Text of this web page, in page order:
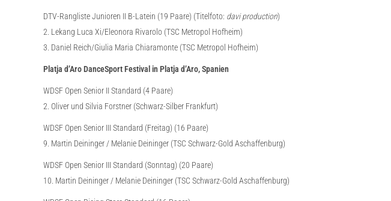
DTV-Rangliste Junioren II B-Latein (19 Paare) (Titelfoto: davi production)
2. Lekang Luca Xi/Eleonora Rivarolo (TSC Metropol Hofheim)
3. Daniel Reich/Giulia Maria Chiaramonte (TSC Metropol Hofheim)
Platja d’Aro DanceSport Festival in Platja d’Aro, Spanien
WDSF Open Senior II Standard (4 Paare)
2. Oliver und Silvia Forstner (Schwarz-Silber Frankfurt)
WDSF Open Senior III Standard (Freitag) (16 Paare)
9. Martin Deininger / Melanie Deininger (TSC Schwarz-Gold Aschaffenburg)
WDSF Open Senior III Standard (Sonntag) (20 Paare)
10. Martin Deininger / Melanie Deininger (TSC Schwarz-Gold Aschaffenburg)